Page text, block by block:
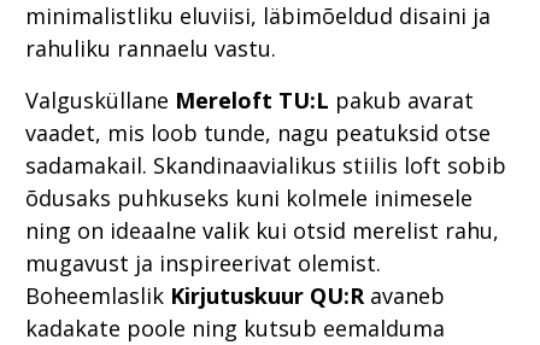
minimalistliku eluviisi, läbimõeldud disaini ja
rahuliku rannaelu vastu.
Valgusküllane Mereloft TU:L pakub avarat
vaadet, mis loob tunde, nagu peatuksid otse
sadamakail. Skandinaavialikus stiilis loft sobib
õdusaks puhkuseks kuni kolmele inimesele
ning on ideaalne valik kui otsid merelist rahu,
mugavust ja inspireerivat olemist.
Boheemlaslik Kirjutuskuur QU:Ravaneb
kadakate poole ning kutsub eemalduma